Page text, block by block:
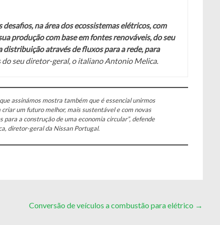
na área dos ecossistemas elétricos, com
produção com base em fontes renováveis, do seu
distribuição através de fluxos para a rede, para
do seu diretor-geral, o italiano Antonio Melica.
assinámos mostra também que é essencial unirmos
criar um futuro melhor, mais sustentável e com novas
para a construção de uma economia circular”, defende
diretor-geral da Nissan Portugal.
Conversão de veículos a combustão para elétrico →